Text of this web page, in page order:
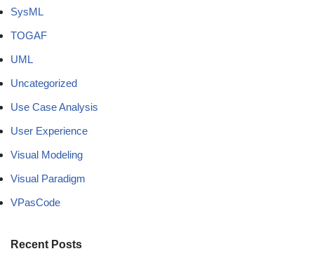
SysML
TOGAF
UML
Uncategorized
Use Case Analysis
User Experience
Visual Modeling
Visual Paradigm
VPasCode
Recent Posts